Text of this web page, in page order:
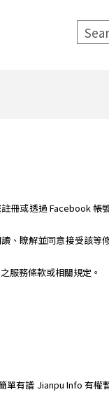
或透過 Facebook 帳
、瞭解並同意接受該等
服務條款或相關規定。
有譜 Jianpu Info 有權